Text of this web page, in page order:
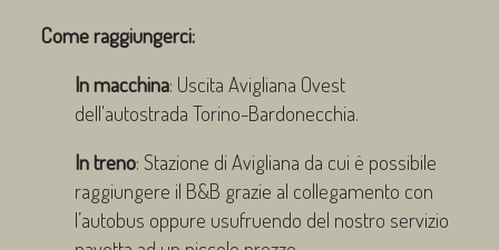
Come raggiungerci:
In macchina: Uscita Avigliana Ovest
dell'autostrada Torino-Bardonecchia.
In treno: Stazione di Avigliana da cui è possibile
raggiungere il B&B grazie al collegamento con
l’autobus oppure usufruendo del nostro servizio